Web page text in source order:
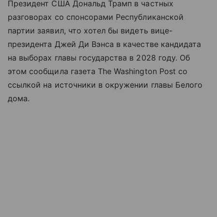
Президент США Дональд Трамп в частных
разговорах со спонсорами Республиканской
партии заявил, что хотел бы видеть вице-
президента Джей Ди Вэнса в качестве кандидата
на выборах главы государства в 2028 году. Об
этом сообщила газета The Washington Post со
ссылкой на источники в окружении главы Белого
дома.